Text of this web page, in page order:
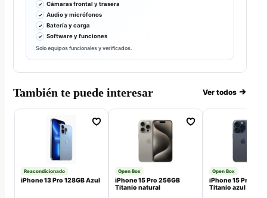
Cámaras frontal y trasera
Audio y micrófonos
Batería y carga
Software y funciones
Solo equipos funcionales y verificados.
También te puede interesar Ver todos
Reacondicionado
iPhone 13 Pro 128GB Azul
Open Box
iPhone 15 Pro 256GB
Titanio natural
Open Box
iPhone 15 Pro
Titanio azul